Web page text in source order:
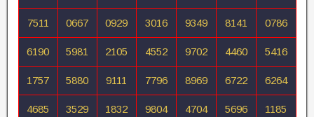
7511 0667 0929 3016 9349 8141 0786
6190 5981 2105 4552 9702 4460 5416
1757 5880 9111 7796 8969 6722 6264
4685 3529 1832 9804 4704 5696 1185